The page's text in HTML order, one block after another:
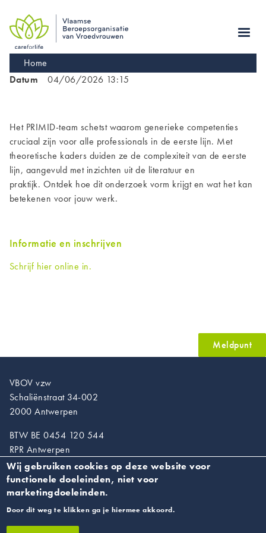
main
navigation
Kruimelpad
Home
Datum
04/06/2026 13:15
Het PRIMID-team schetst waarom generieke competenties
cruciaal zijn voor alle professionals in de eerste lijn. Met
theoretische kaders duiden ze de complexiteit van de eerste
lijn, aangevuld met inzichten uit de literatuur en
praktijk. Ontdek hoe dit onderzoek vorm krijgt en wat het kan
betekenen voor jouw werk.
Informatie en inschrijven
Schrijf hier online in.
Meldpunt
VBOV vzw
Schaliënstraat 34-002
2000 Antwerpen
BTW BE 0454 120 544
RPR Antwerpen
T. 03/218.89.67
info@vroedvrouwen.be
Wij gebruiken cookies op deze website voor
functionele doeleinden, niet voor
marketingdoeleinden.
Door dit weg te klikken ga je hiermee akkoord.